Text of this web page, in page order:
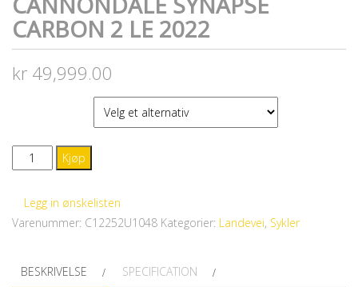
CARBON 2 LE 2022
kr 49,999.00
CANNONDALE
Synapse
Carbon
2
antall
Kjøp
Legg in ønskelisten
Varenummer: C12252U1048 Kategorier: Landevei, Sykler
BESKRIVELSE SPECIFICATION